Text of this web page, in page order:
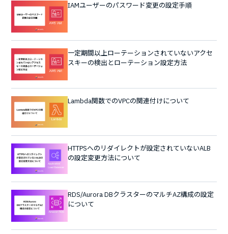
IAMユーザーのパスワード変更の設定手順
一定期間以上ローテーションされていないアクセ
スキーの検出とローテーション設定方法
Lambda関数でのVPCの関連付けについて
HTTPSへのリダイレクトが設定されていないALB
の設定変更方法について
RDS/Aurora DBクラスターのマルチAZ構成の設定
について